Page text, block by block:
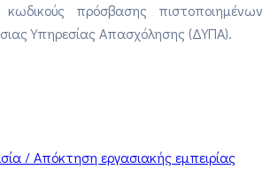
πρόσβασης πιστοποιημένων
Υπηρεσίας Απασχόλησης (ΔΥΠΑ).​
/ Απόκτηση εργασιακής εμπειρίας